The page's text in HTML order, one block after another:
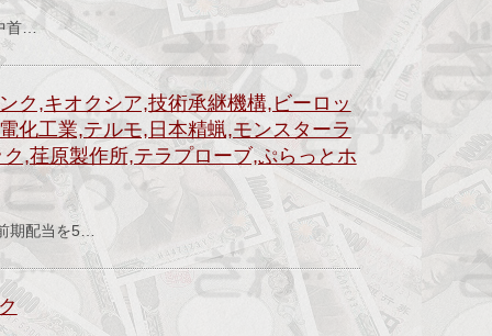
首…
,キオクシア,技術承継機構,ビーロッ
化工業,テルモ,日本精蝋,モンスターラ
,荏原製作所,テラプローブ,ぷらっとホ
期配当を5…